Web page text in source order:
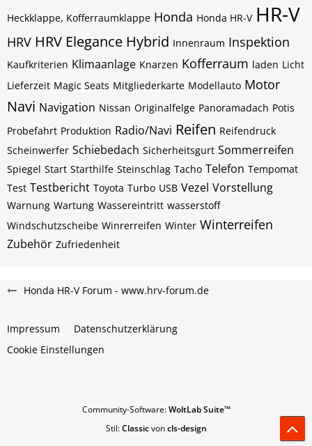
Heckklappe, Kofferraumklappe Honda Honda HR-V HR-V
HRV HRV Elegance Hybrid Innenraum Inspektion
Kaufkriterien Klimaanlage Knarzen Kofferraum laden Licht
Lieferzeit Magic Seats Mitgliederkarte Modellauto Motor
Navi Navigation Nissan Originalfelge Panoramadach Potis
Probefahrt Produktion Radio/Navi Reifen Reifendruck
Scheinwerfer Schiebedach Sicherheitsgurt Sommerreifen
Spiegel Start Starthilfe Steinschlag Tacho Telefon Tempomat
Test Testbericht Toyota Turbo USB Vezel Vorstellung
Warnung Wartung Wassereintritt wasserstoff
Windschutzscheibe Winrerreifen Winter Winterreifen
Zubehör Zufriedenheit
Honda HR-V Forum - www.hrv-forum.de
Impressum
Datenschutzerklärung
Cookie Einstellungen
Community-Software:WoltLab Suite™
Stil:Classicvoncls-design